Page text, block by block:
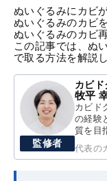
ぬいぐるみにカビ
ぬいぐるみのカビ
ぬいぐるみのカビ
この記事では、ぬ
で取る方法を解説
監修者
カビド
牧平
カビド
の経験
質を目
代表の